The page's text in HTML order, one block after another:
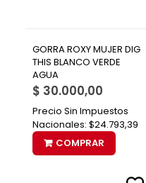
GORRA ROXY MUJER DIG
THIS BLANCO VERDE
AGUA
$ 30.000,00
Precio Sin Impuestos
Nacionales: $24.793,39
COMPRAR